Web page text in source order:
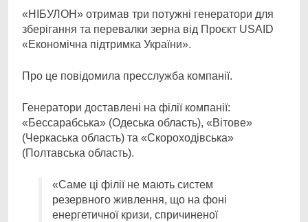
«НІБУЛОН» отримав три потужні генератори для
зберігання та перевалки зерна від Проєкт USAID
«Економічна підтримка України».
Про це повідомила пресслужба компанії.
Генератори доставлені на філії компанії:
«Бессарабська» (Одеська область), «Вітове»
(Черкаська область) та «Скороходівська»
(Полтавська область).
«Саме ці філії не мають систем
резервного живлення, що на фоні
енергетичної кризи, спричиненої